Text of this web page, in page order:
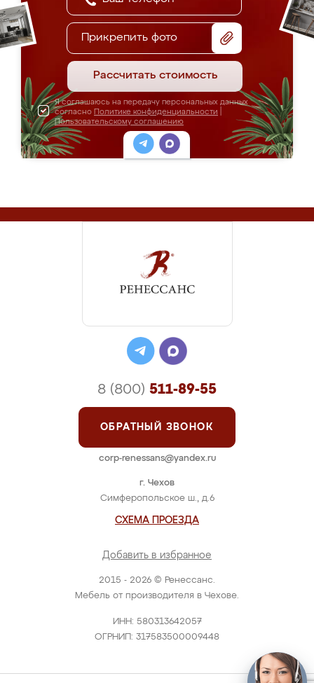
Прикрепить фото
Рассчитать стоимость
Я соглашаюсь на передачу персональных данных
согласно Политике конфиденциальности
Пользовательскому соглашению
2015 - 2026 © Ренессанс.
Мебель от производителя в Чехове.
ИНН: 580313642057
ОГРНИП: 317583500009448
г. Чехов
Симферопольское ш., д.6
СХЕМА ПРОЕЗДА
Добавить в избранное
8 (800) 511-89-55
ОБРАТНЫЙ ЗВОНОК
corp-renessans@yandex.ru